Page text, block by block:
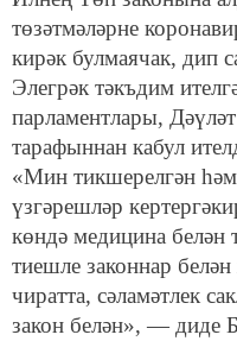
төзәтмәләрне
кирәк булмаячак, дип
Элегрәк тәкъдим
парламентлары,
тарафыннан кабул
«Мин тикшерелгән һәм
үзгәрешләр
көндә медицина белән
тиешле законнар
чиратта, сәламәтлек
закон белән», — диде